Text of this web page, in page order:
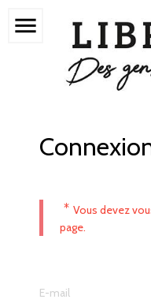
menu
* Vous devez
page.